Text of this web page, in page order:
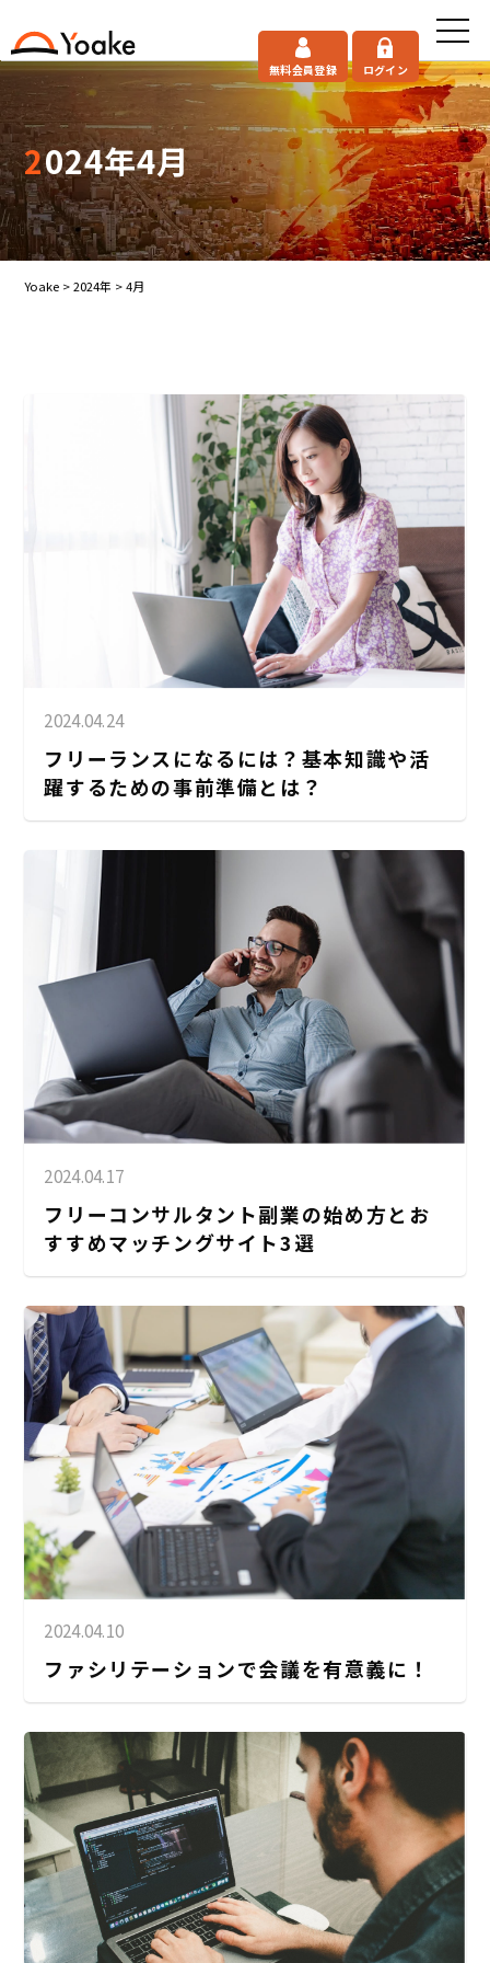
無料会員登録 ログイン
2024年4月
Yoake >2024年 >4月
2024.04.24
フリーランスになるには？基本知識や活
躍するための事前準備とは？
2024.04.17
フリーコンサルタント副業の始め方とお
すすめマッチングサイト3選
2024.04.10
ファシリテーションで会議を有意義に！